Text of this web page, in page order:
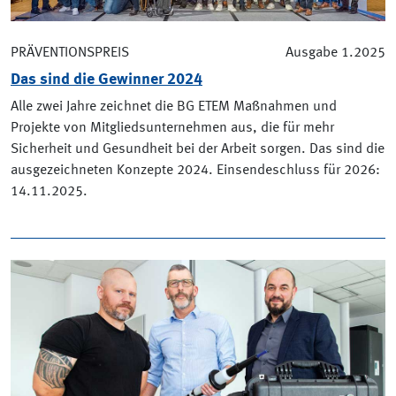
PRÄVENTIONSPREIS Ausgabe 1.2025
Das sind die Gewinner 2024
Alle zwei Jahre zeichnet die BG ETEM Maßnahmen und
Projekte von Mitgliedsunternehmen aus, die für mehr
Sicherheit und Gesundheit bei der Arbeit sorgen. Das sind die
ausgezeichneten Konzepte 2024. Einsendeschluss für 2026:
14.11.2025.